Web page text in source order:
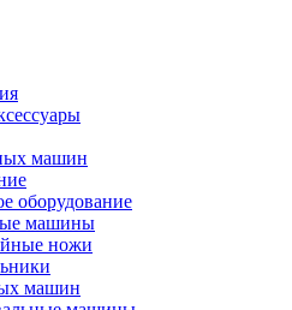
машин
оборудование
машины
ножи
машин